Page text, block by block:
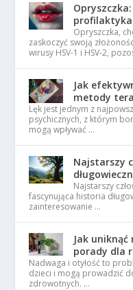
Opryszczka,
zaskoczyć swoją
wirusy HSV-1 i HSV-2,
Jak
metody
Lęk jest jednym z
psychicznych, z którym
mogą wpływać …
Najstarszy
Najstarszy
fascynująca historia
zainteresowanie …
Jak
porady dla
Nadwaga i otyłość to
dzieci i mogą prowadzić
zdrowotnych. …